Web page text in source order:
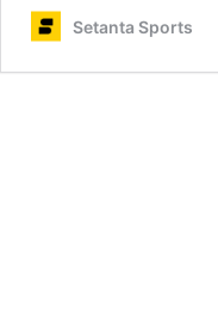
Setanta Sports